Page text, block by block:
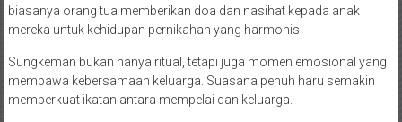
biasanya orang tua memberikan doa dan nasihat kepada anak
mereka untuk kehidupan pernikahan yang harmonis.
Sungkeman bukan hanya ritual, tetapi juga momen emosional yang
membawa kebersamaan keluarga. Suasana penuh haru semakin
memperkuat ikatan antara mempelai dan keluarga.